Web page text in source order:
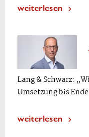
weiterlesen
Lang & Schwarz:
Umsetzung bis
weiterlesen